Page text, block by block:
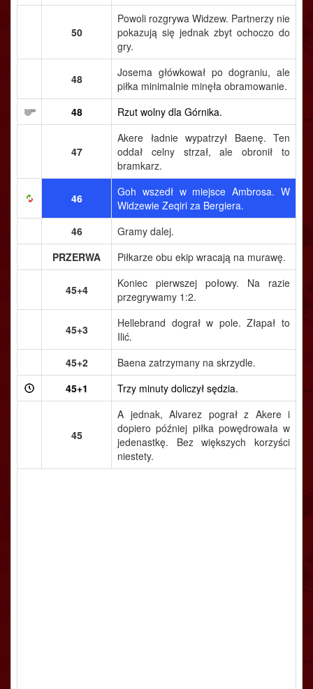
50
Powoli rozgrywa Widzew. Partnerzy nie
pokazują się jednak zbyt ochoczo do
gry.
48
Josema główkował po dograniu, ale
piłka minimalnie minęła obramowanie.
48
Rzut wolny dla Górnika.
47
Akere ładnie wypatrzył Baenę. Ten
oddał celny strzał, ale obronił to
bramkarz.
46
Goh wszedł w miejsce Ambrosa. W
Widzewie Zeqiri za Bergiera.
46
Gramy dalej.
PRZERWA
Piłkarze obu ekip wracają na murawę.
45+4
Koniec pierwszej połowy. Na razie
przegrywamy 1:2.
45+3
Hellebrand dograł w pole. Złapał to
Ilić.
45+2
Baena zatrzymany na skrzydle.
45+1
Trzy minuty doliczył sędzia.
45
A jednak, Alvarez pograł z Akere i
dopiero później piłka powędrowała w
jedenastkę. Bez większych korzyści
niestety.